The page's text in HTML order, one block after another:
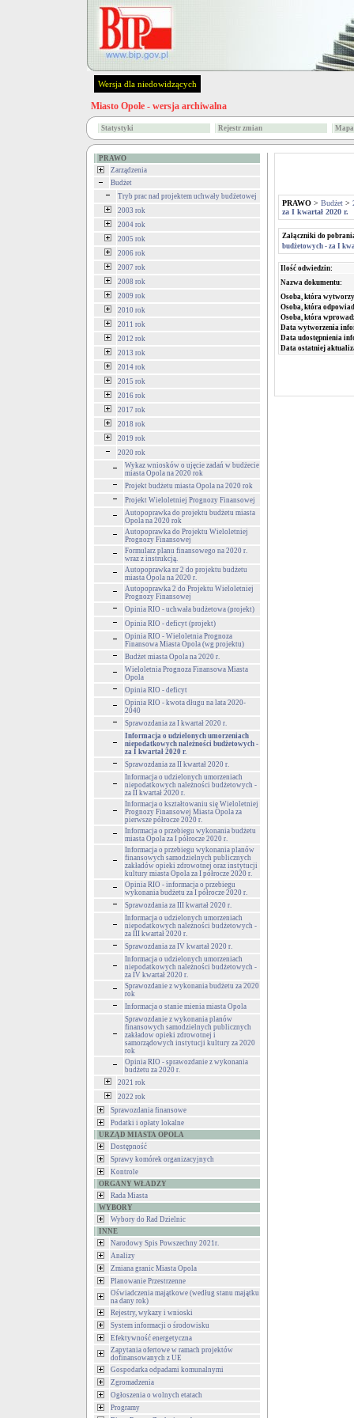
Wersja dla niedowidzących
Miasto Opole - wersja archiwalna
Statystyki Rejestr zmian
PRAWO
Zarządzenia
Budżet
Tryb prac nad projektem uchwały budżetowej
2003 rok
2004 rok
2005 rok
2006 rok
2007 rok
2008 rok
2009 rok
2010 rok
2011 rok
2012 rok
2013 rok
2014 rok
2015 rok
2016 rok
2017 rok
2018 rok
2019 rok
2020 rok
Wykaz wniosków o ujęcie zadań w budżecie
miasta Opola na 2020 rok
Projekt budżetu miasta Opola na 2020 rok
Projekt Wieloletniej Prognozy Finansowej
Autopoprawka do projektu budżetu miasta
Opola na 2020 rok
Autopoprawka do Projektu Wieloletniej
Prognozy Finansowej
Formularz planu finansowego na 2020 r.
wraz z instrukcją.
Autopoprawka nr 2 do projektu budżetu
miasta Opola na 2020 r.
Autopoprawka 2 do Projektu Wieloletniej
Prognozy Finansowej
Opinia RIO - uchwała budżetowa (projekt)
Opinia RIO - deficyt (projekt)
Opinia RIO - Wieloletnia Prognoza
Finansowa Miasta Opola (wg projektu)
Budżet miasta Opola na 2020 r.
Wieloletnia Prognoza Finansowa Miasta
Opola
Opinia RIO - deficyt
Opinia RIO - kwota długu na lata 2020-
2040
Sprawozdania za I kwartał 2020 r.
Informacja o udzielonych umorzeniach
niepodatkowych należności budżetowych -
za I kwartał 2020 r.
Sprawozdania za II kwartał 2020 r.
Informacja o udzielonych umorzeniach
niepodatkowych należności budżetowych -
za II kwartał 2020 r.
Informacja o kształtowaniu się Wieloletniej
Prognozy Finansowej Miasta Opola za
pierwsze półrocze 2020 r.
Informacja o przebiegu wykonania budżetu
miasta Opola za I półrocze 2020 r.
Informacja o przebiegu wykonania planów
finansowych samodzielnych publicznych
zakładów opieki zdrowotnej oraz instytucji
kultury miasta Opola za I półrocze 2020 r.
Opinia RIO - informacja o przebiegu
wykonania budżetu za I półrocze 2020 r.
Sprawozdania za III kwartał 2020 r.
Informacja o udzielonych umorzeniach
niepodatkowych należności budżetowych -
za III kwartał 2020 r.
Sprawozdania za IV kwartał 2020 r.
Informacja o udzielonych umorzeniach
niepodatkowych należności budżetowych -
za IV kwartał 2020 r.
Sprawozdanie z wykonania budżetu za 2020
rok
Informacja o stanie mienia miasta Opola
Sprawozdanie z wykonania planów
finansowych samodzielnych publicznych
zakładow opieki zdrowotnej i
samorządowych instytucji kultury za 2020
rok
Opinia RIO - sprawozdanie z wykonania
budżetu za 2020 r.
2021 rok
2022 rok
Sprawozdania finansowe
Podatki i opłaty lokalne
URZĄD MIASTA OPOLA
Dostępność
Sprawy komórek organizacyjnych
Kontrole
ORGANY WŁADZY
Rada Miasta
WYBORY
Wybory do Rad Dzielnic
INNE
Narodowy Spis Powszechny 2021r.
Analizy
Zmiana granic Miasta Opola
Planowanie Przestrzenne
Oświadczenia majątkowe (według stanu majątku
na dany rok)
Rejestry, wykazy i wnioski
System informacji o środowisku
Efektywność energetyczna
Zapytania ofertowe w ramach projektów
dofinansowanych z UE
Gospodarka odpadami komunalnymi
Zgromadzenia
Ogłoszenia o wolnych etatach
Programy
PRAWO > Budżet >
za I kwartał 2020 r.
Załączniki do
budżetowych - za I
Ilość odwiedzin:
Nazwa dokumentu:
Osoba, która
Osoba, która
Osoba, która
Data wytworzenia
Data udostępnienia
Data ostatniej